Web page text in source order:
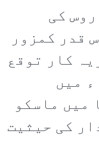
کی
قدر کمزور
کار توقع
میں
میں ماسکو
کی حیثیت